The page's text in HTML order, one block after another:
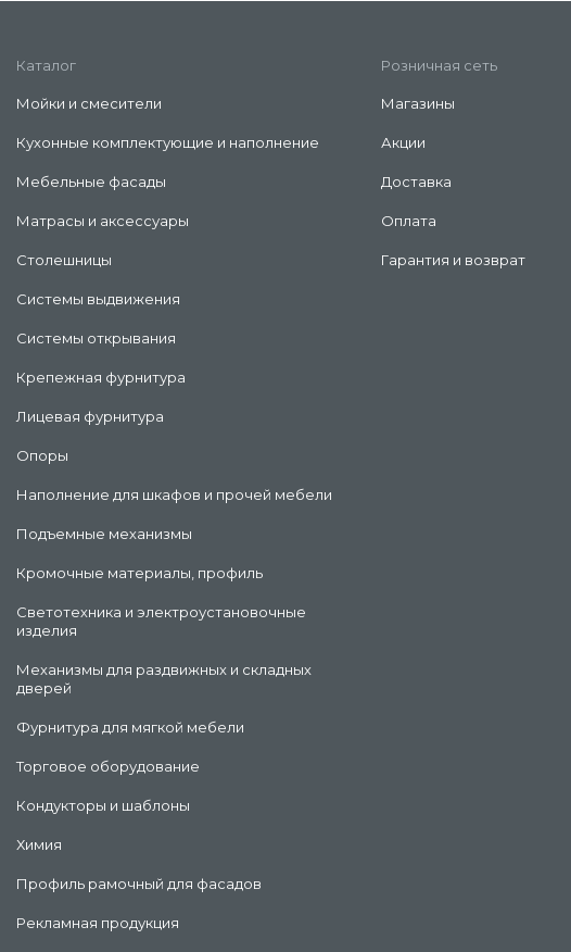
Каталог
Мойки и смесители
Кухонные комплектующие и наполнение
Мебельные фасады
Матрасы и аксессуары
Столешницы
Системы выдвижения
Системы открывания
Крепежная фурнитура
Лицевая фурнитура
Опоры
Наполнение для шкафов и прочей мебели
Подъемные механизмы
Кромочные материалы, профиль
Светотехника и электроустановочные
изделия
Механизмы для раздвижных и складных
дверей
Фурнитура для мягкой мебели
Торговое оборудование
Кондукторы и шаблоны
Химия
Профиль рамочный для фасадов
Рекламная продукция
Розничная сеть
Магазины
Акции
Доставка
Оплата
Гарантия и возврат